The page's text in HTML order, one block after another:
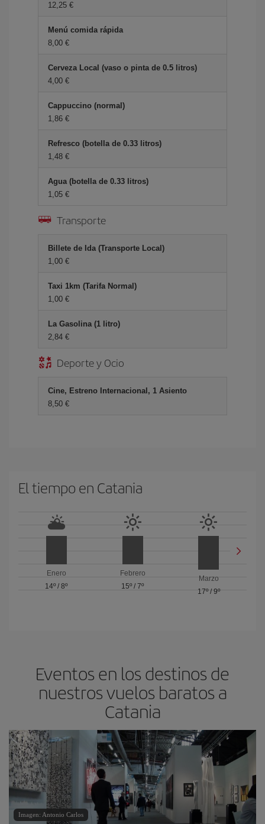
12,25 €
Menú comida rápida
8,00 €
Cerveza Local (vaso o pinta de 0.5 litros)
4,00 €
Cappuccino (normal)
1,86 €
Refresco (botella de 0.33 litros)
1,48 €
Agua (botella de 0.33 litros)
1,05 €
Transporte
Billete de Ida (Transporte Local)
1,00 €
Taxi 1km (Tarifa Normal)
1,00 €
La Gasolina (1 litro)
2,84 €
Deporte y Ocio
Cine, Estreno Internacional, 1 Asiento
8,50 €
El tiempo en Catania
Enero
14º /8º
Febrero
15º / 7º
Marzo
17º/ 9º
Eventos en los destinos de
nuestros vuelos baratos a
Catania
Imagen: Antonio Carlos